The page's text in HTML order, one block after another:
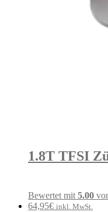
1.8T TFSI
Bewertet mit 5.00
64,95€ inkl. MwSt.